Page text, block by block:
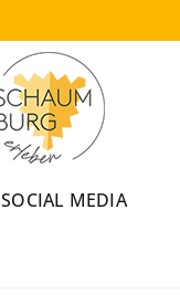
SOCIAL MEDIA